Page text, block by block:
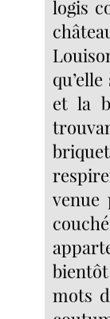
logis
et la
venue
mots